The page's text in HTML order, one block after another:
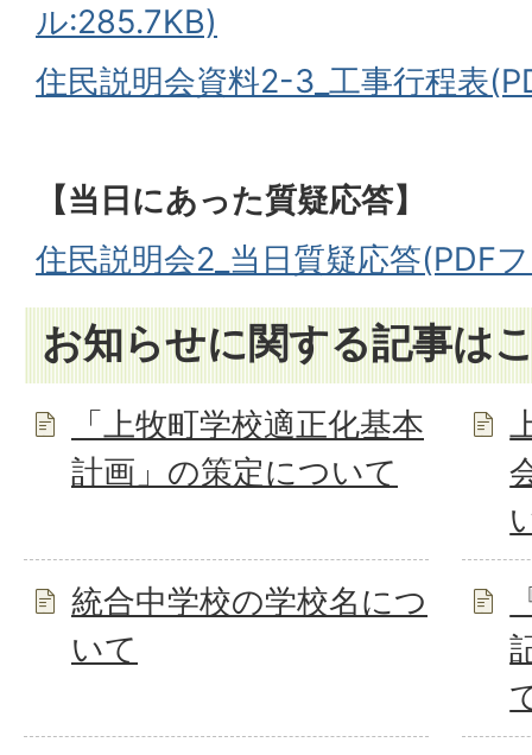
ル:285.7KB)
住民説明会資料2-3_工事行程表
【当日にあった質疑応答】
住民説明会2_当日質疑応答(PDF
お知らせに関する記事は
「上牧町学校適正化基本
計画」の策定について
統合中学校の学校名につ
いて